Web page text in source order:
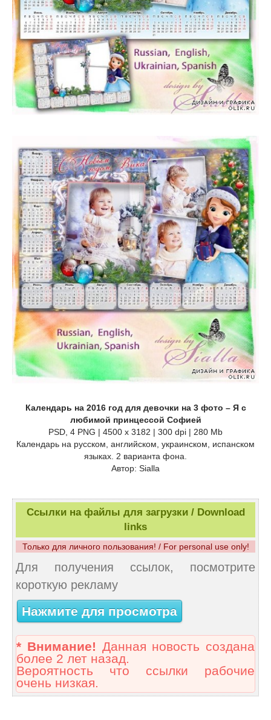
Календарь на 2016 год для девочки на 3 фото – Я с
любимой принцессой Софией
PSD, 4 PNG | 4500 x 3182 | 300 dpi | 280 Mb
Календарь на русском, английском, украинском, испанском
языках. 2 варианта фона.
Автор: Sialla
Ссылки на файлы для загрузки / Download
links
Только для личного пользования! / For personal use only!
Для получения ссылок, посмотрите
короткую рекламу
Нажмите для просмотра
* Внимание! Данная новость создана
более 2 лет назад.
Вероятность что ссылки рабочие
очень низкая.